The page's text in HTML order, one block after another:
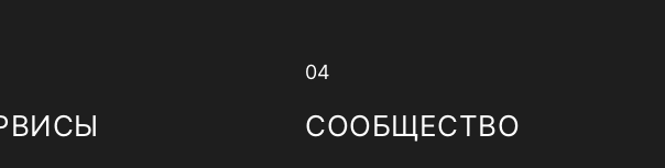
04
СООБЩЕСТВО